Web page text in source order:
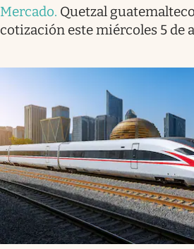
Mercado. Quetzal
cotización este miércoles 5 de